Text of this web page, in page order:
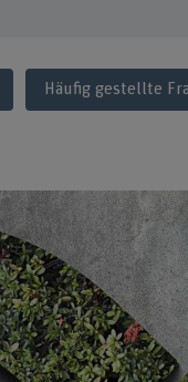
Häufig gestellte